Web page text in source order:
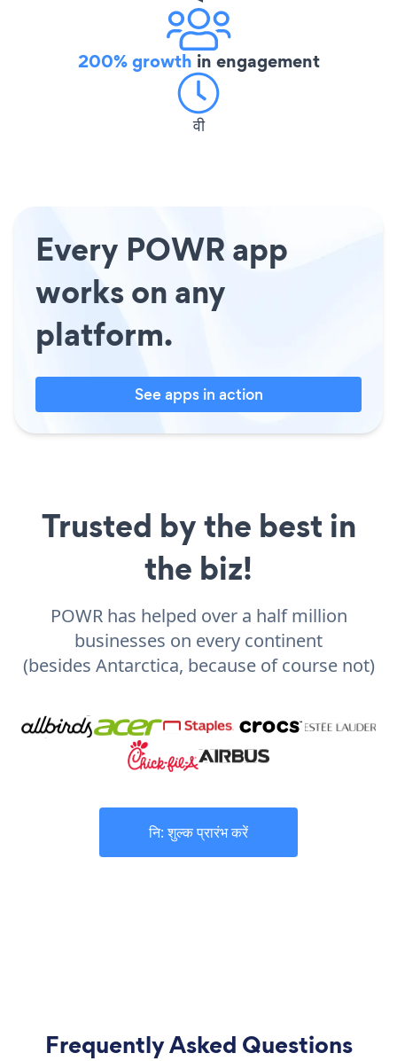
200% growth in engagement
वी
Every POWR app
works on any
platform.
See apps in action
Trusted by the best in
the biz!
POWR has helped over a half million
businesses on every continent
(besides Antarctica, because of course not)
नि: शुल्क प्रारंभ करें
Frequently Asked Questions